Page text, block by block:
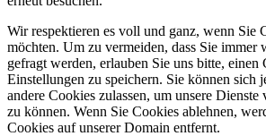
Wir respektieren es voll und ganz, wenn Sie
möchten. Um zu vermeiden, dass Sie immer
gefragt werden, erlauben Sie uns bitte,
Einstellungen zu speichern. Sie können sich
andere Cookies zulassen, um unsere
zu können. Wenn Sie Cookies ablehnen,
Cookies auf unserer Domain entfernt.